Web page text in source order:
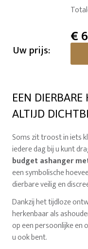
Uw prijs:
€
EEN
ALTIJD
Soms zit troost in iets
iedere dag bij u kunt
budget ashanger
een symbolische
dierbare veilig en
Dankzij het tijdloze
herkenbaar als
op een persoonlijke en
u ook bent.